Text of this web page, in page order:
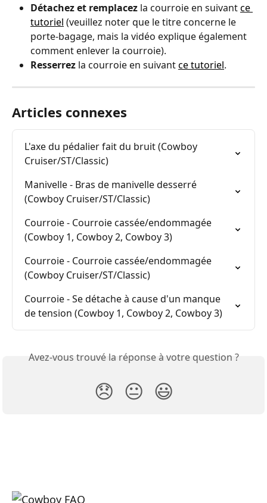
Détachez et remplacez la courroie en suivant ce
tutoriel (veuillez noter que le titre concerne le
porte-bagage, mais la vidéo explique également
comment enlever la courroie).
Resserrez la courroie en suivant ce tutoriel.
Articles connexes
L'axe du pédalier fait du bruit (Cowboy
Cruiser/ST/Classic)
Manivelle - Bras de manivelle desserré
(Cowboy Cruiser/ST/Classic)
Courroie - Courroie cassée/endommagée
(Cowboy 1, Cowboy 2, Cowboy 3)
Courroie - Courroie cassée/endommagée
(Cowboy Cruiser/ST/Classic)
Courroie - Se détache à cause d'un manque
de tension (Cowboy 1, Cowboy 2, Cowboy 3)
Avez-vous trouvé la réponse à votre question ?
😞 😐 😃